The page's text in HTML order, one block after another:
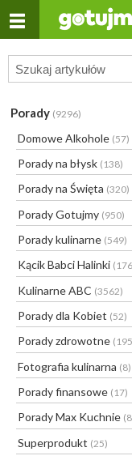
Porady (9296)
Domowe Alkohole (57)
Porady na błysk (138)
Porady na Święta (320)
Porady Gotujmy (950)
Porady kulinarne (549)
Kącik Babci Halinki
Kulinarne ABC (3562)
Porady dla Kobiet (52)
Porady zdrowotne
Fotografia kulinarna (8)
Porady finansowe (17)
Porady Max Kuchnie
Superprodukt (25)